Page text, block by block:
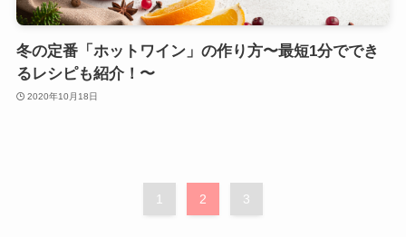
冬の定番「ホットワイン」の作り方〜最短1分ででき
るレシピも紹介！〜
2020年10月18日
1 2 3